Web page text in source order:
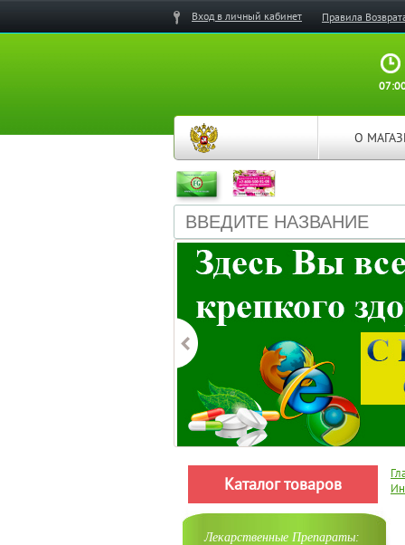
Вход в личный кабинет Правила
О
Каталог товаров
Лекарственные Препараты: